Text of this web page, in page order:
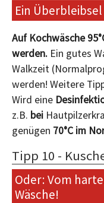
Ein
Auf Kochwäsche
werden. Ein gutes
Walkzeit
werden! Weitere
Wird eine
z.B. bei
genügen 70°C im
Tipp 10 -
Oder: Vom
Wäsche!